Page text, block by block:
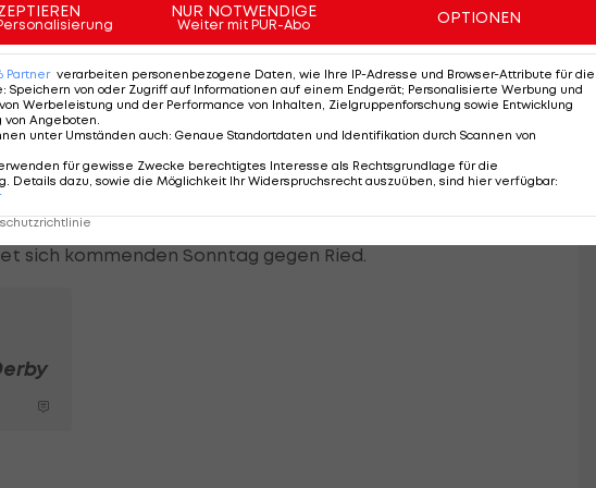
Mitspielern an: "Ein paar von uns glauben, sie sind
wir überall hinfahren und Favorit sind. Wir müssen
sich kommenden Sonntag gegen Ried.
NUR NOTWENDIGE
Weiter mit PUR-Abo OPTIONEN
Partner verarbeiten personenbezogene Daten, wie Ihre IP-Adresse und Browser-Attribute für die
: Speichern von oder Zugriff auf Informationen auf einem Endgerät; Personalisierte Werbung und
Werbeleistung und der Performance von Inhalten, Zielgruppenforschung sowie Entwicklung
von Angeboten.
unter Umständen auch: Genaue Standortdaten und Identifikation durch Scannen von
für gewisse Zwecke berechtigtes Interesse als Rechtsgrundlage für die
Details dazu, sowie die Möglichkeit Ihr Widerspruchsrecht auszuüben, sind hier verfügbar: